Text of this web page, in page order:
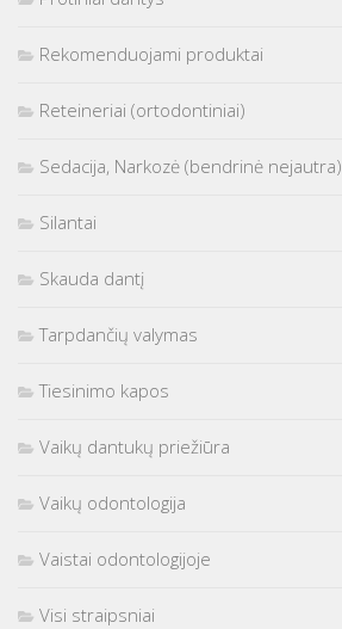
Rekomenduojami produktai
Reteineriai (ortodontiniai)
Sedacija, Narkozė (bendrinė nejautra)
Silantai
Skauda dantį
Tarpdančių valymas
Tiesinimo kapos
Vaikų dantukų priežiūra
Vaikų odontologija
Vaistai odontologijoje
Visi straipsniai